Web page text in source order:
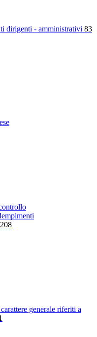
dirigenti - amministrativi 83
generale riferiti a